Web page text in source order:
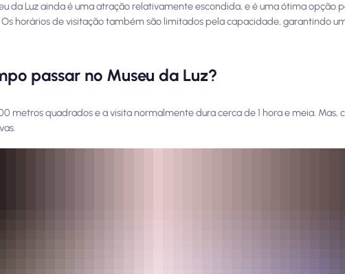
da Luz ainda é uma atração relativamente escondida, e é uma ótima
Os horários de visitação também são limitados pela capacidade, garantindo
passar no Museu da Luz?
metros quadrados e a visita normalmente dura cerca de 1 hora e meia.